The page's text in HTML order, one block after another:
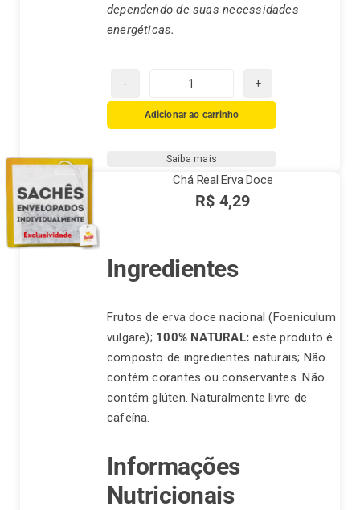
dependendo de suas necessidades
energéticas.
Chá
Real
Verde
quantidade
Adicionar ao carrinho
Saiba mais
Chá Real Erva Doce
R$ 4,29
Ingredientes
Frutos de erva doce nacional (Foeniculum
vulgare); 100% NATURAL: este produto é
composto de ingredientes naturais; Não
contém corantes ou conservantes. Não
contém glúten. Naturalmente livre de
cafeína.
Informações
Nutricionais